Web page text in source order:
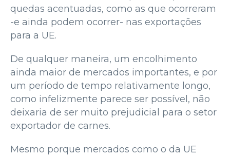
quedas acentuadas, como as que ocorreram
-e ainda podem ocorrer- nas exportações
para a UE.
De qualquer maneira, um encolhimento
ainda maior de mercados importantes, e por
um período de tempo relativamente longo,
como infelizmente parece ser possível, não
deixaria de ser muito prejudicial para o setor
exportador de carnes.
Mesmo porque mercados como o da UE